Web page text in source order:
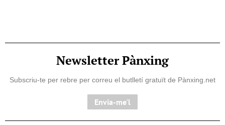
Newsletter Pànxing
Subscriu-te per rebre per correu el butlletí gratuït de Pànxing.net​
Envia-me'l